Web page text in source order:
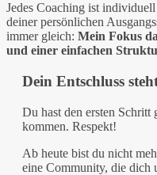
Jedes Coaching ist
deiner persönlichen
immer gleich: Mein Fokus
und einer einfachen
Dein Entschluss
Du hast den ersten
kommen. Respekt!
Ab heute bist du nicht
eine Community, die dich